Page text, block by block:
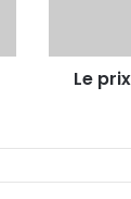
provoqué
Chnaoua
Le